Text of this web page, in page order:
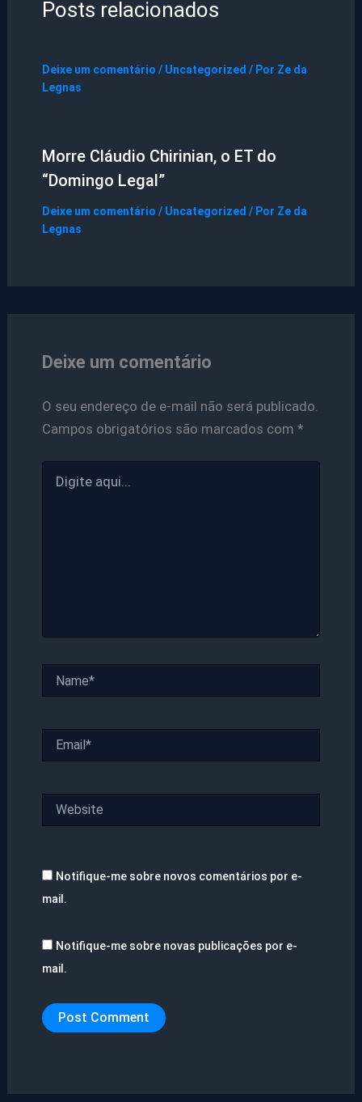
Posts relacionados
Deixe um comentário / Uncategorized / Por Ze da
Legnas
Morre Cláudio Chirinian, o ET do
“Domingo Legal”
Deixe um comentário / Uncategorized / Por Ze da
Legnas
Deixe um comentário
O seu endereço de e-mail não será publicado.
Campos obrigatórios são marcados com *
aqui...
Notifique-me sobre novos comentários por e-
mail.
Notifique-me sobre novas publicações por e-
mail.